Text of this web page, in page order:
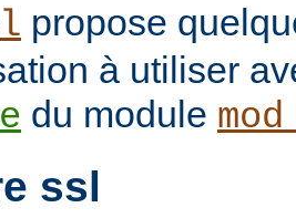
propose
à utiliser
du module
ssl